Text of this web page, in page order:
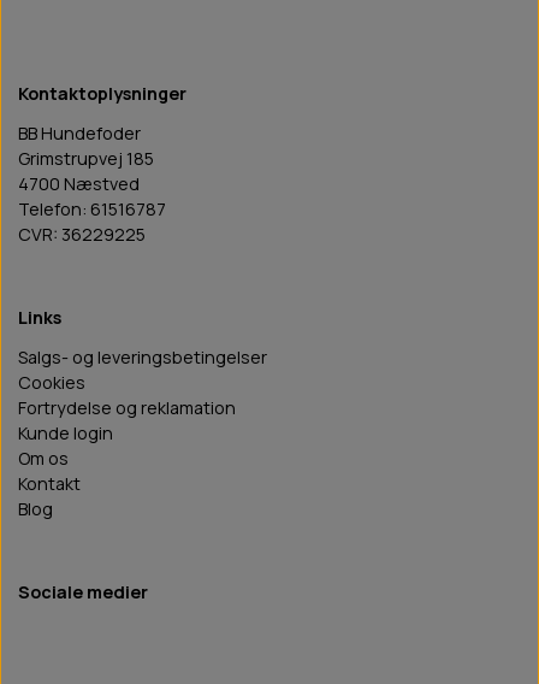
Kontaktoplysninger
BB Hundefoder
Grimstrupvej 185
4700 Næstved
Telefon: 61516787
CVR: 36229225
Links
Salgs- og leveringsbetingelser
Cookies
Fortrydelse og reklamation
Kunde login
Om os
Kontakt
Blog
Sociale medier